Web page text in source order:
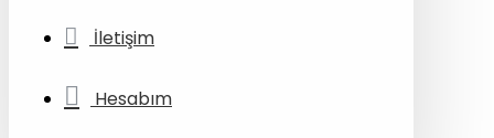
İletişim
Hesabım